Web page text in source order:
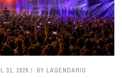
31, 2026 BY LAGENDARIO